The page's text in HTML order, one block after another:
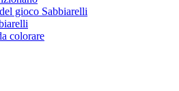
gioco Sabbiarelli
colorare